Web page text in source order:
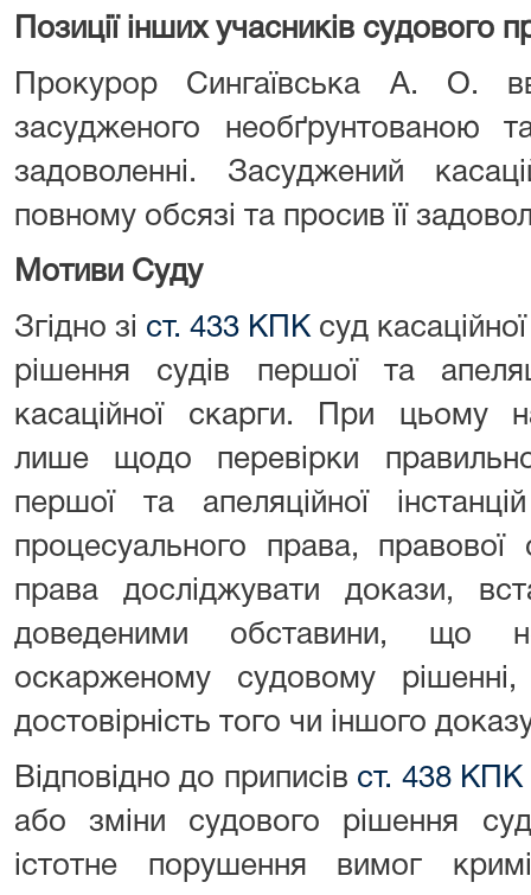
Позиції інших учасників судового
Прокурор Сингаївська А. О.
засудженого необґрунтованою
задоволенні. Засуджений
повному обсязі та просив її
Мотиви Суду
Згідно зі ст. 433 КПКсуд касаційної
рішення судів першої та
касаційної скарги. При цьому
лише щодо перевірки
першої та апеляційної
процесуального права,
права досліджувати докази,
доведеними обставини, що
оскарженому судовому
достовірність того чи іншого
Відповідно до приписів ст. 438 КПК
або зміни судового рішення
істотне порушення вимог